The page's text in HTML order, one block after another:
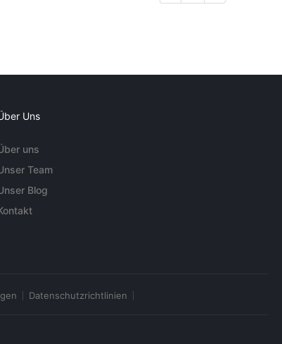
Uns
uns
Team
Blog
Datenschutzrichtlinien